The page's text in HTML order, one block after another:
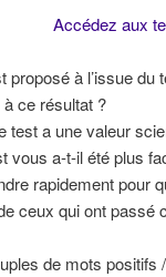
Accédez aux
proposé à l’issue du
ce résultat ?
test a une valeur
vous a-t-il été plus
rapidement pour
ceux qui ont passé
de mots